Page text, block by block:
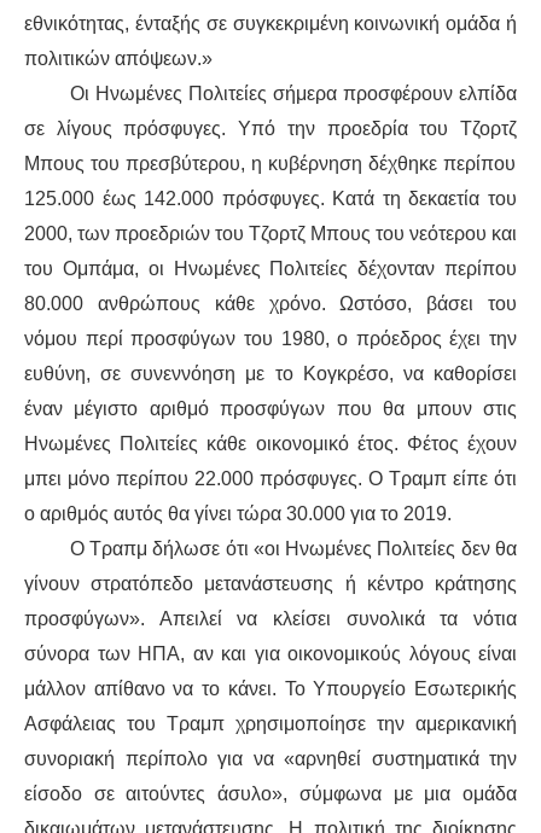
εθνικότητας, ένταξής σε συγκεκριμένη κοινωνική ομάδα ή
πολιτικών απόψεων.»
Οι Ηνωμένες Πολιτείες σήμερα προσφέρουν ελπίδα
σε λίγους πρόσφυγες.Υπό την προεδρία του Τζορτζ
Μπους του πρεσβύτερου, η κυβέρνηση δέχθηκε περίπου
125.000 έως 142.000 πρόσφυγες. Κατά τη δεκαετία του
2000, των προεδριών του Τζορτζ Μπους του νεότερου και
του Ομπάμα, οι Ηνωμένες Πολιτείες δέχονταν περίπου
80.000 ανθρώπους κάθε χρόνο. Ωστόσο, βάσει του
νόμου περί προσφύγων του 1980, ο πρόεδρος έχει την
ευθύνη, σε συνεννόηση με το Κογκρέσο, να καθορίσει
έναν μέγιστο αριθμό προσφύγων που θα μπουνστις
Ηνωμένες Πολιτείες κάθε οικονομικό έτος. Φέτος έχουν
μπει μόνο περίπου 22.000 πρόσφυγες. Ο Τραμπ είπε ότι
ο αριθμός αυτός θα γίνει τώρα 30.000 για το 2019.
ΟΤραπμ δήλωσε ότι «οι Ηνωμένες Πολιτείες δεν θα
γίνουν στρατόπεδο μετανάστευσης ή κέντρο κράτησης
προσφύγων». Απειλεί να κλείσει συνολικά τα νότια
σύνορα των ΗΠΑ, αν και για οικονομικούς λόγους είναι
μάλλον απίθανο να το κάνει. Το Υπουργείο Εσωτερικής
Ασφάλειας του Τραμπ χρησιμοποίησε την αμερικανική
συνοριακή περίπολογια να «αρνηθεί συστηματικά την
είσοδο σε αιτούντες άσυλο», σύμφωνα με μια ομάδα
δικαιωμάτων μετανάστευσης. Η πολιτική της διοίκησης